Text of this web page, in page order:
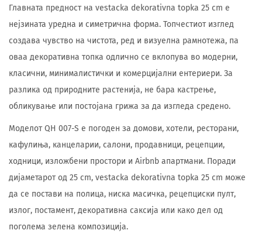
Главната предност на vestacka dekorativna topka 25 cm е
нејзината уредна и симетрична форма. Топчестиот изглед
создава чувство на чистота, ред и визуелна рамнотежа, па
оваа декоративна топка одлично се вклопува во модерни,
класични, минималистички и комерцијални ентериери. За
разлика од природните растенија, не бара кастрење,
обликување или постојана грижа за да изгледа средено.
Моделот QH 007-S е погоден за домови, хотели, ресторани,
кафулиња, канцеларии, салони, продавници, рецепции,
ходници, изложбени простори и Airbnb апартмани. Поради
дијаметарот од 25 cm, vestacka dekorativna topka 25 cm може
да се постави на полица, ниска масичка, рецепциски пулт,
излог, постамент, декоративна саксија или како дел од
поголема зелена композиција.